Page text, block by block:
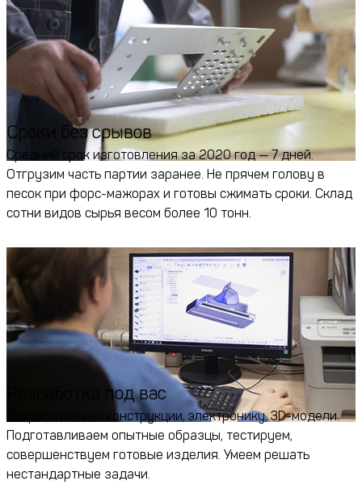
Сроки без срывов
Средний срок изготовления за 2020 год — 7 дней.
Отгрузим часть партии заранее. Не прячем голову в
песок при форс-мажорах и готовы сжимать сроки. Склад
сотни видов сырья весом более 10 тонн.
Разработка под вас
Разрабатываем конструкции, электронику, 3D-модели.
Подготавливаем опытные образцы, тестируем,
совершенствуем готовые изделия. Умеем решать
нестандартные задачи.